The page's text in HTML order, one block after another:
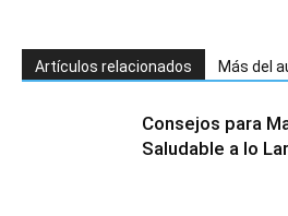
Artículos relacionados Más del
Consejos para
Saludable a lo